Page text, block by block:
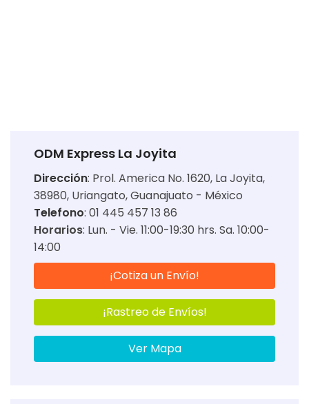
ODM Express La Joyita
Dirección: Prol. America No. 1620, La Joyita,
38980, Uriangato, Guanajuato - México
Telefono: 01 445 457 13 86
Horarios: Lun. - Vie. 11:00-19:30 hrs. Sa. 10:00-
14:00
¡Cotiza un Envío!
¡Rastreo de Envíos!
Ver Mapa